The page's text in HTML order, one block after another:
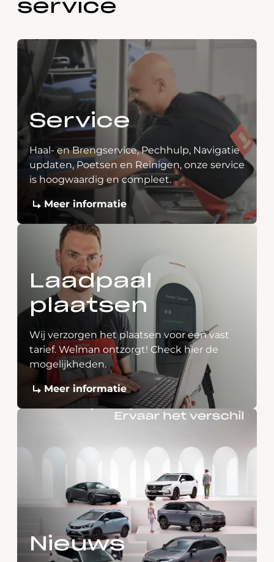
service
Service
Haal- en Brengservice, Pechhulp, Navigatie
updaten, Poetsen en Reinigen, onze service
is hoogwaardig en compleet.
Meer informatie
Laadpaal
plaatsen
Wij verzorgen het plaatsen voor een vast
tarief. Welman ontzorgt! Check hier de
mogelijkheden.
Meer informatie
Nieuws